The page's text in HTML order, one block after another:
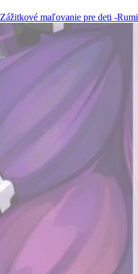
Zážitkové maľovanie pre deti -Rumi